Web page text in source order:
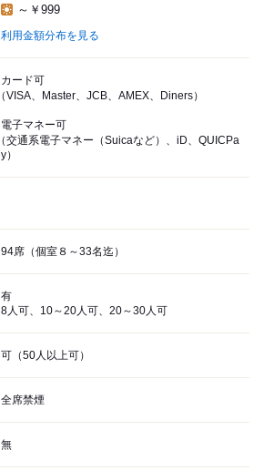
～￥999
利用金額分布を見る
カード可
（VISA、Master、JCB、AMEX、Diners）
電子マネー可
（交通系電子マネー（Suicaなど）、iD、QUICPa
y）
94席（個室８～33名迄）
有
8人可、10～20人可、20～30人可
可（50人以上可）
全席禁煙
無